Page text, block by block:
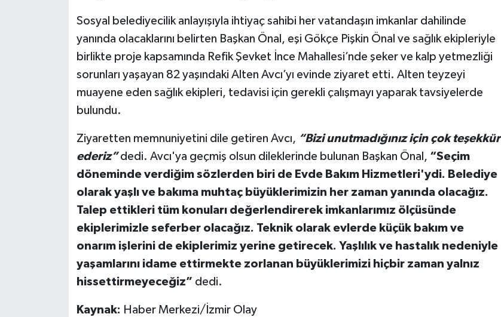
Sosyal belediyecilik anlayışıyla ihtiyaç sahibi her vatandaşın imkanlar dahilinde
yanında olacaklarını belirten Başkan Önal, eşi Gökçe Pişkin Önal ve sağlık ekipleriyle
birlikte proje kapsamında Refik Şevket İnce Mahallesi’nde şeker ve kalp yetmezliği
sorunları yaşayan 82 yaşındaki Alten Avcı’yı evinde ziyaret etti. Alten teyzeyi
muayene eden sağlık ekipleri, tedavisi için gerekli çalışmayı yaparak tavsiyelerde
bulundu.
Ziyaretten memnuniyetini dile getiren Avcı, “Bizi unutmadığınız için çok teşekkür
ederiz”dedi. Avcı'ya geçmiş olsun dileklerinde bulunan Başkan Önal, “Seçim
döneminde verdiğim sözlerden biri de Evde Bakım Hizmetleri'ydi. Belediye
olarak yaşlı ve bakıma muhtaç büyüklerimizin her zaman yanında olacağız.
Talep ettikleri tüm konuları değerlendirerek imkanlarımız ölçüsünde
ekiplerimizle seferber olacağız. Teknik olarak evlerde küçük bakım ve
onarım işlerini de ekiplerimiz yerine getirecek. Yaşlılık ve hastalık nedeniyle
yaşamlarını idame ettirmekte zorlanan büyüklerimizi hiçbir zaman yalnız
hissettirmeyeceğiz” dedi.
Kaynak: Haber Merkezi/İzmir Olay